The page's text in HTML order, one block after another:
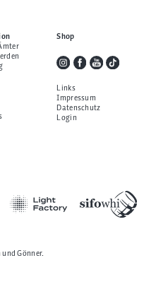
Shop
Links
Impressum
Datenschutz
Login
Gönner.